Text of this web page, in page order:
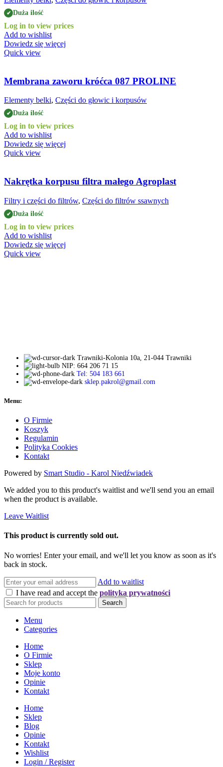
✔ Duża ilość
Log in to view prices
Add to wishlist
Dowiedz się więcej
Quick view
Membrana zaworu króćca 087 PROLINE
Elementy belki, Części do głowic i korpusów
✔ Duża ilość
Log in to view prices
Add to wishlist
Dowiedz się więcej
Quick view
Nakrętka korpusu filtra małego Agroplast
Filtry i części do filtrów, Części do filtrów ssawnych
✔ Duża ilość
Log in to view prices
Add to wishlist
Dowiedz się więcej
Quick view
Trawniki-Kolonia 10a, 21-044 Trawniki
NIP: 664 206 71 15
Tel: 504 183 661
sklep.pakrol@gmail.com
Menu:
O Firmie
Koszyk
Regulamin
Polityka Cookies
Kontakt
Powered by Smart Studio - Karol Niedźwiadek
We added you to this product's waitlist and we'll send you an email
when the product is available.
Leave Waitlist
This product is currently sold out.
No worries! Enter your email, and we'll let you know as soon as it's
back in stock.
Add to waitlist
I have read and accept the polityka prywatności
Search
Menu
Categories
Home
O Firmie
Sklep
Moje konto
Opinie
Kontakt
Home
Sklep
Blog
Opinie
Kontakt
Wishlist
Login / Register